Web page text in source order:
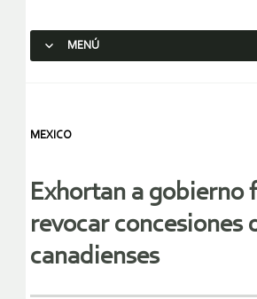
MENÚ
MEXICO
Exhortan a gobierno
revocar concesiones
canadienses